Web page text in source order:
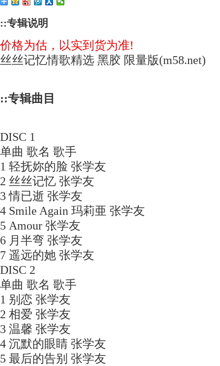
::专辑说明
价格为估，以实到货为准!
丝丝记忆情歌精选 黑胶 限量版(m58.net)
::专辑曲目
DISC 1
单曲 歌名 歌手
1 轻抚妳的脸 张学友
2 丝丝记忆 张学友
3 情已逝 张学友
4 Smile Again 玛莉亜 张学友
5 Amour 张学友
6 月半弯 张学友
7 遥远的她 张学友
DISC 2
单曲 歌名 歌手
1 别恋 张学友
2 相爱 张学友
3 温馨 张学友
4 沉默的眼睛 张学友
5 最后的告别 张学友